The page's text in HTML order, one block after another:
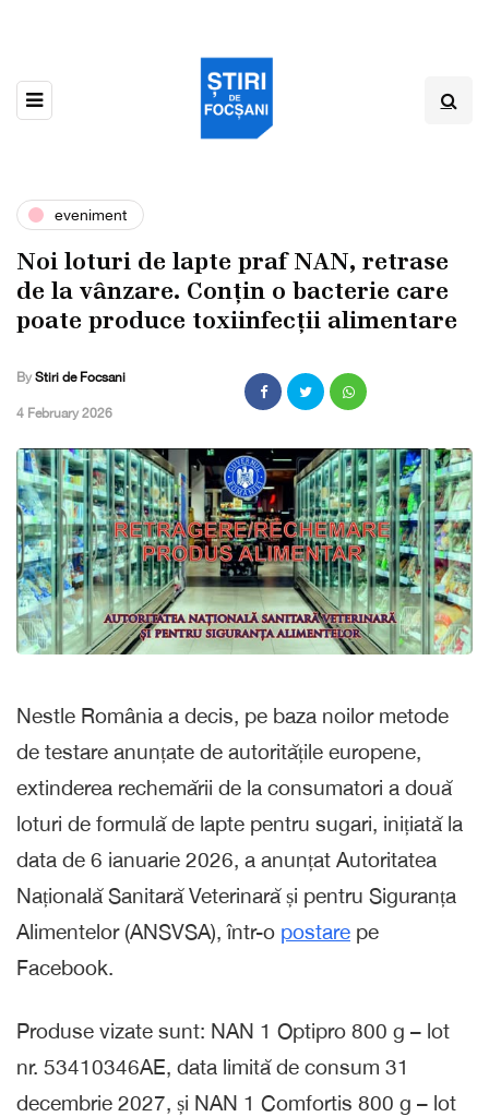
eveniment
Noi loturi de lapte praf NAN, retrase
de la vânzare. Conțin o bacterie care
poate produce toxiinfecții alimentare
By Stiri de Focsani
,4 February 2026
Nestle România a decis, pe baza noilor metode
de testare anunțate de autoritățile europene,
extinderea rechemării de la consumatori a două
loturi de formulă de lapte pentru sugari, inițiată la
data de 6 ianuarie 2026, a anunțat Autoritatea
Națională Sanitară Veterinară și pentru Siguranța
Alimentelor (ANSVSA), într-o postare pe
Facebook.
Produse vizate sunt: NAN 1 Optipro 800 g – lot
nr. 53410346AE, data limită de consum 31
decembrie 2027, și NAN 1 Comfortis 800 g – lot